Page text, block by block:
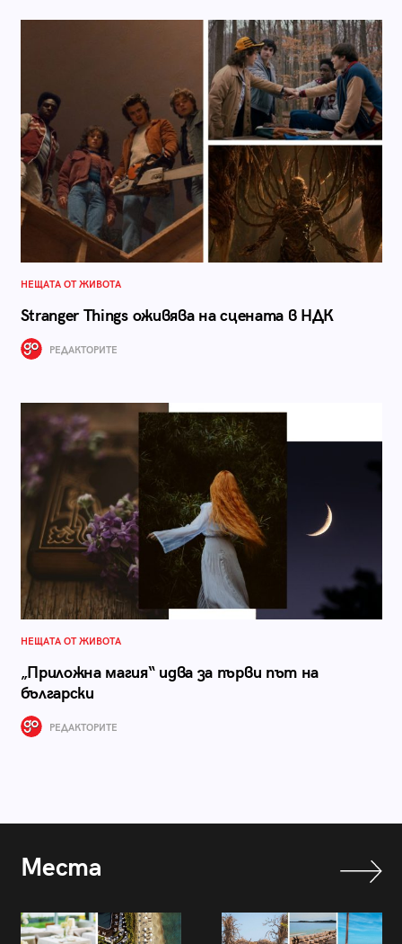
НЕЩАТА ОТ ЖИВОТА
Stranger Things оживява на сцената в НДК
РЕДАКТОРИТЕ
НЕЩАТА ОТ ЖИВОТА
„Приложна магия“ идва за първи път на
български
РЕДАКТОРИТЕ
Места